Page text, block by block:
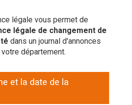
légale vous permet de
légale de changement de
dans un journal d'annonces
département.
et la date de la